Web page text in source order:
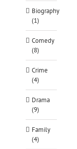
Biography
(1)
Comedy
(8)
Crime
(4)
Drama
(9)
Family
(4)